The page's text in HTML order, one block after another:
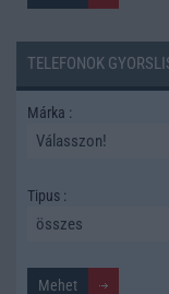
TELEFONOK
Márka :
Tipus :